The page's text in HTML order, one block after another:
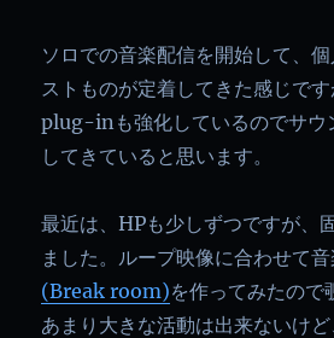
ソロでの音楽配信を開始して、
ストものが定着してきた感じで
plug-inも強化しているのでサウ
してきていると思います。
最近は、HPも少しずつですが、
ました。ループ映像に合わせて
(Break room)を作ってみたので
あまり大きな活動は出来ないけ